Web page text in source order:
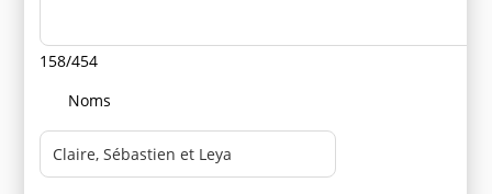
158/454
Noms